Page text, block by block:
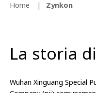
Home Zynkon
La storia
Wuhan Xinguang Special